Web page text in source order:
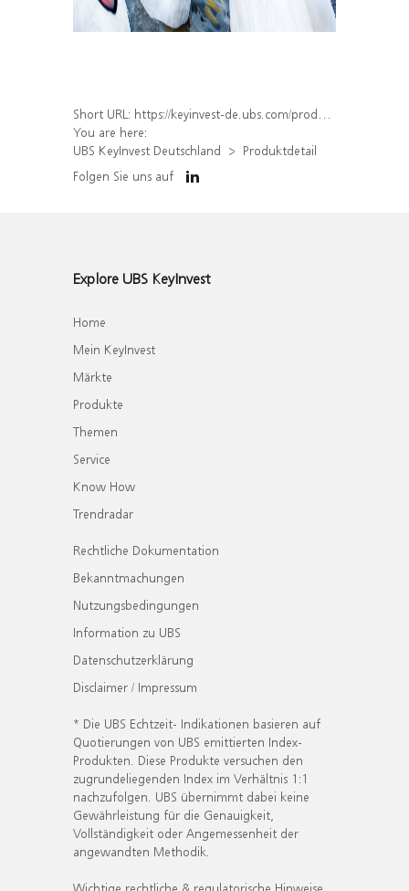
Short URL: https://keyinvest-de.ubs.com/produkt/detail/index/isin/DE000WA7YRX2
You are here:
UBS KeyInvest Deutschland
Produktdetail
Folgen Sie uns auf
Explore UBS KeyInvest
Home
Mein KeyInvest
Märkte
Produkte
Themen
Service
Know How
Trendradar
Rechtliche Dokumentation
Bekanntmachungen
Nutzungsbedingungen
Information zu UBS
Datenschutzerklärung
Disclaimer / Impressum
* Die UBS Echtzeit- Indikationen basieren auf
Quotierungen von UBS emittierten Index-
Produkten. Diese Produkte versuchen den
zugrundeliegenden Index im Verhältnis 1:1
nachzufolgen. UBS übernimmt dabei keine
Gewährleistung für die Genauigkeit,
Vollständigkeit oder Angemessenheit der
angewandten Methodik.